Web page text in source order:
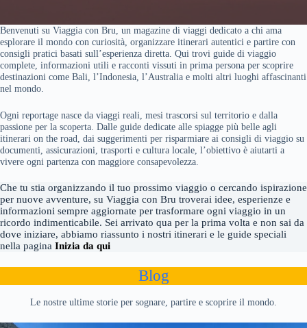
Benvenuti su Viaggia con Bru, un magazine di viaggi dedicato a chi ama
esplorare il mondo con curiosità, organizzare itinerari autentici e partire con
consigli pratici basati sull’esperienza diretta. Qui trovi guide di viaggio
complete, informazioni utili e racconti vissuti in prima persona per scoprire
destinazioni come Bali, l’Indonesia, l’Australia e molti altri luoghi affascinanti
nel mondo.
Ogni reportage nasce da viaggi reali, mesi trascorsi sul territorio e dalla
passione per la scoperta. Dalle guide dedicate alle spiagge più belle agli
itinerari on the road, dai suggerimenti per risparmiare ai consigli di viaggio su
documenti, assicurazioni, trasporti e cultura locale, l’obiettivo è aiutarti a
vivere ogni partenza con maggiore consapevolezza.
Che tu stia organizzando il tuo prossimo viaggio o cercando ispirazione
per nuove avventure, su Viaggia con Bru troverai idee, esperienze e
informazioni sempre aggiornate per trasformare ogni viaggio in un
ricordo indimenticabile. Sei arrivato qua per la prima volta e non sai da
dove iniziare, abbiamo riassunto i nostri itinerari e le guide speciali
nella pagina Inizia da qui
Blog
Le nostre ultime storie per sognare, partire e scoprire il mondo.